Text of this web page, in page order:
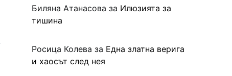
Биляна Атанасова за Илюзията за
тишина
Росица Колева за Една златна верига
и хаосът след нея